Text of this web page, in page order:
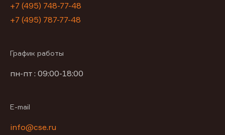
+7 (495) 748-77-48
+7 (495) 787-77-48
График работы
пн-пт : 09:00-18:00
E-mail
info@cse.ru